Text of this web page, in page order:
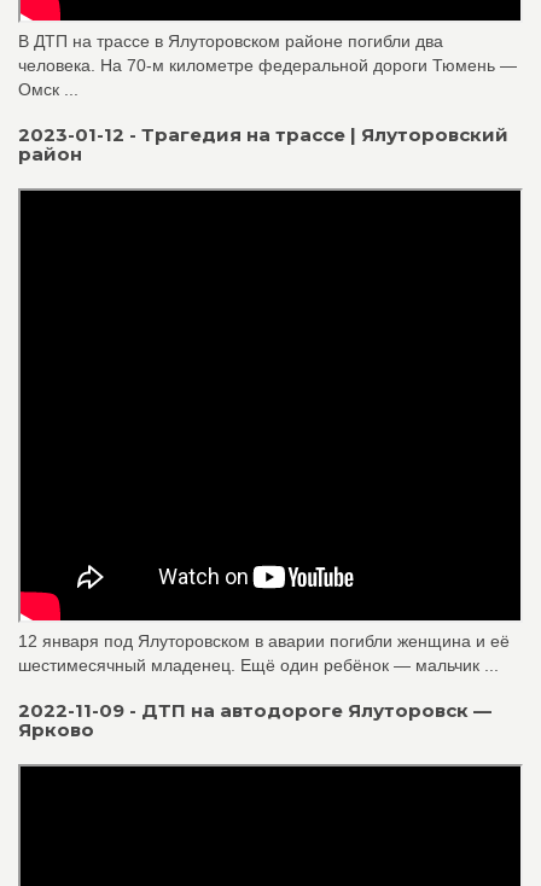
В ДТП на трассе в Ялуторовском районе погибли два
человека. На 70-м километре федеральной дороги Тюмень —
Омск ...
2023-01-12 - Трагедия на трассе | Ялуторовский
район
12 января под Ялуторовском в аварии погибли женщина и её
шестимесячный младенец. Ещё один ребёнок — мальчик ...
2022-11-09 - ДТП на автодороге Ялуторовск —
Ярково